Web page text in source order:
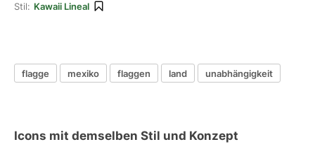
Stil: Kawaii Lineal
flagge mexiko flaggen land unabhängigkeit
Icons mit demselben Stil und Konzept